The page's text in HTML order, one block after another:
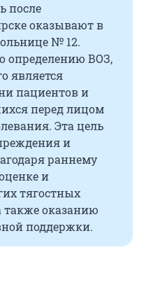
после
оказывают в
№ 12.
определению ВОЗ,
является
пациентов и
перед лицом
Эта цель
и
раннему
и
тягостных
также оказанию
поддержки.